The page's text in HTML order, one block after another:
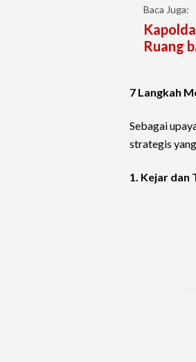
Baca Juga:
Ruang
7 Langkah
Sebagai
strategis
1. Kejar dan